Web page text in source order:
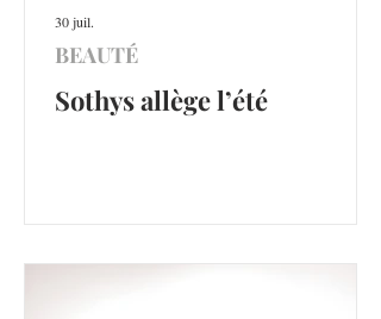
Sothys allège l’été
BEAUTÉ
30 juil.